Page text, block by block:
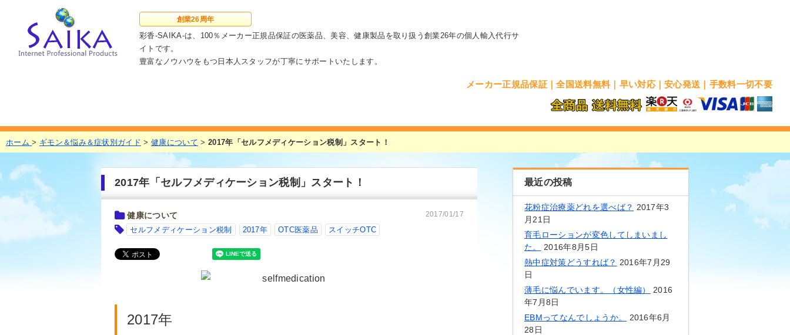
創業26周年
彩香-SAIKA-は、100％メーカー正規品保証の医薬品、美容、健康製品を取り扱う創業26年の個人輸入代行サ
イトです。
豊富なノウハウをもつ日本人スタッフが丁寧にサポートいたします。
メーカー正規品保証｜全国送料無料｜早い対応｜安心発送｜手数料一切不要
ホーム > ギモン＆悩み＆症状別ガイド >健康について > 2017年「セルフメディケーション税制」スタート！
2017年「セルフメディケーション税制」スタート！
健康について
セルフメディケーション税制 2017年 OTC医薬品 スイッチOTC
2017/01/17
2017年
最近の投稿
花粉症治療薬どれを選べば？ 2017年3
月21日
育毛ローションが変色してしまいまし
た。
2016年8月5日
熱中症対策どうすれば？ 2016年7月29
日
薄毛に悩んでいます。（女性編）
2016
年7月8日
EBMってなんでしょうか。
2016年6月
28日